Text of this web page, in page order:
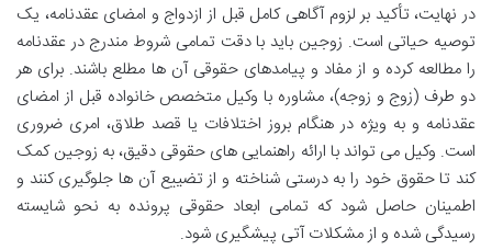
در نهایت، تأکید بر لزوم آگاهی کامل قبل از ازدواج و امضای عقدنامه، یک
توصیه حیاتی است. زوجین باید با دقت تمامی شروط مندرج در عقدنامه
را مطالعه کرده و از مفاد و پیامدهای حقوقی آن ها مطلع باشند. برای هر
دو طرف (زوج و زوجه)، مشاوره با وکیل متخصص خانواده قبل از امضای
عقدنامه و به ویژه در هنگام بروز اختلافات یا قصد طلاق، امری ضروری
است. وکیل می تواند با ارائه راهنمایی های حقوقی دقیق، به زوجین کمک
کند تا حقوق خود را به درستی شناخته و از تضییع آن ها جلوگیری کنند و
اطمینان حاصل شود که تمامی ابعاد حقوقی پرونده به نحو شایسته
رسیدگی شده و از مشکلات آتی پیشگیری شود.